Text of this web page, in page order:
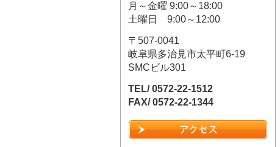
月～金曜 9:00～18:00
土曜日 9:00～12:00
〒507-0041
岐阜県多治見市太平町6-19
SMCビル301
TEL/ 0572-22-1512
FAX/ 0572-22-1344